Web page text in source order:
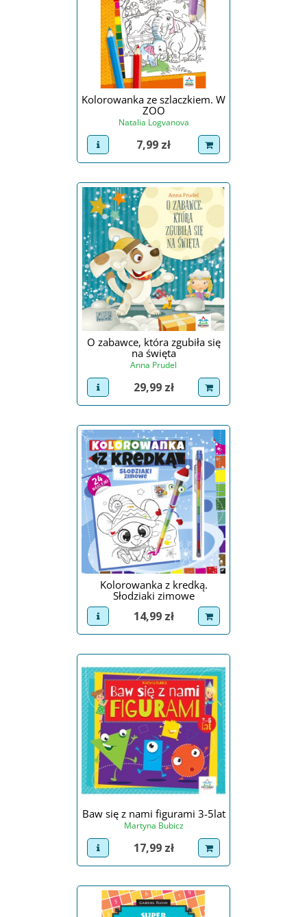
Kolorowanka ze szlaczkiem. W
ZOO
Natalia Logvanova
view product
Cena
7,99 zł dodaj do koszyka
O zabawce, która zgubiła się
na święta
Anna Prudel
view product
Cena
29,99 zł dodaj do koszyka
Kolorowanka z kredką.
Słodziaki zimowe
view product
Cena
14,99 zł dodaj do koszyka
Baw się z nami figurami 3-5lat
Martyna Bubicz
view product
Cena
17,99 zł dodaj do koszyka